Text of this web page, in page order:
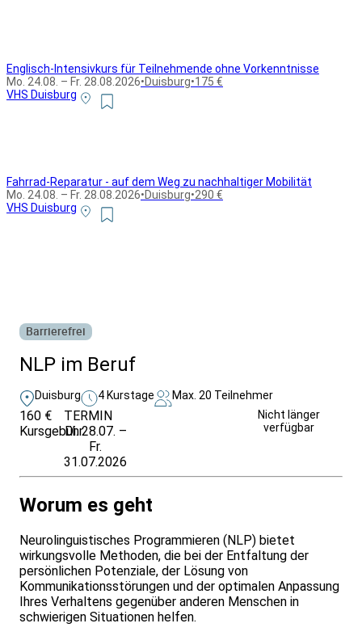
Englisch-Intensivkurs für Teilnehmende ohne Vorkenntnisse
Mo. 24.08. – Fr. 28.08.2026•Duisburg•175 €
VHS Duisburg
Fahrrad-Reparatur - auf dem Weg zu nachhaltiger Mobilität
Mo. 24.08. – Fr. 28.08.2026•Duisburg•290 €
VHS Duisburg
Barrierefrei
NLP im Beruf
Duisburg 4 Kurstage Max. 20 Teilnehmer
160 €
Kursgebühr
TERMIN
Di. 28.07. –
Fr.
31.07.2026
Nicht länger
verfügbar
Worum es geht
Neurolinguistisches Programmieren (NLP) bietet
wirkungsvolle Methoden, die bei der Entfaltung der
persönlichen Potenziale, der Lösung von
Kommunikationsstörungen und der optimalen Anpassung
Ihres Verhaltens gegenüber anderen Menschen in
schwierigen Situationen helfen.